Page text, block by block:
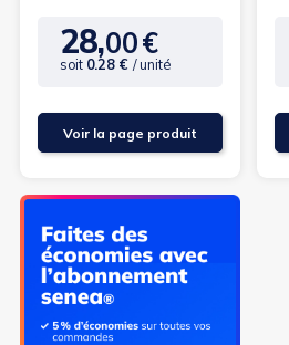
Prix
28,00€
soit 0.28 € / unité
Voir la page produit